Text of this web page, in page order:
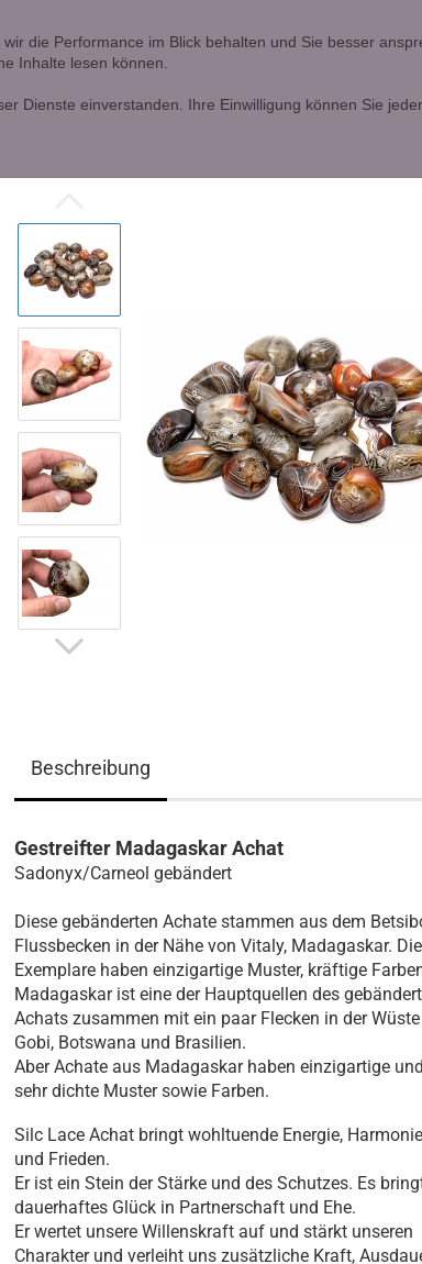
Passwort vergessen?
die Performance im Blick behalten und Sie besser
Inhalte lesen können.
Dienste einverstanden. Ihre Einwilligung können Sie
Beschreibung
Gestreifter Madagaskar Achat
Sadonyx/Carneol gebändert
Diese gebänderten Achate stammen aus dem
Flussbecken in der Nähe von Vitaly, Madagaskar.
Exemplare haben einzigartige Muster, kräftige
Madagaskar ist eine der Hauptquellen des
Achats zusammen mit ein paar Flecken in der Wüste
Gobi, Botswana und Brasilien.
Aber Achate aus Madagaskar haben einzigartige und
sehr dichte Muster sowie Farben.
Silc Lace Achat bringt wohltuende Energie, Harmonie
und Frieden.
Er ist ein Stein der Stärke und des Schutzes. Es
dauerhaftes Glück in Partnerschaft und Ehe.
Er wertet unsere Willenskraft auf und stärkt unseren
Charakter und verleiht uns zusätzliche Kraft,